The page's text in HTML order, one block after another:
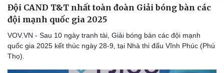
Đội CAND T&T nhất toàn đoàn Giải bóng bàn các
đội mạnh quốc gia 2025
VOV.VN - Sau 10 ngày tranh tài, Giải bóng bàn các đội mạnh
quốc gia 2025 kết thúc ngày 28-9, tại Nhà thi đấu Vĩnh Phúc (Phú
Thọ).